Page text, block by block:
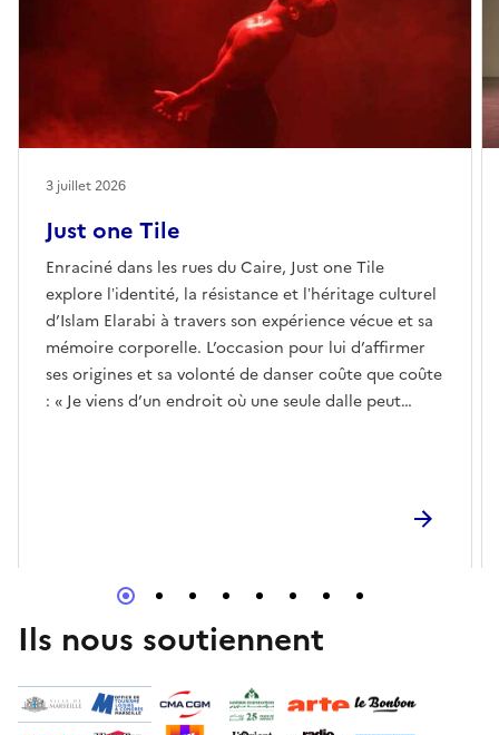
Just one Tile
Enraciné dans les rues du Caire, Just one Tile
explore lʼidentité, la résistance et lʼhéritage culturel
d’Islam Elarabi à travers son expérience vécue et sa
mémoire corporelle. L’occasion pour lui d’affirmer
ses origines et sa volonté de danser coûte que coûte
: « Je viens d’un endroit où une seule dalle peut
Elarabi a construit son propre vocabulaire artistique
formé. Son premier solo autobiographique éclaire
mouvement à travers l’évocation d’histoires de
transformation, mais aussi de peur, de frustration et
d’euphorie. Comme un reflet de son endurance
3 juillet 2026
Ils nous soutiennent